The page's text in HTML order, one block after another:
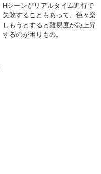
Hシーンがリアルタイム進行で
失敗することもあって、色々楽
しもうとすると難易度が急上昇
するのが困りもの。